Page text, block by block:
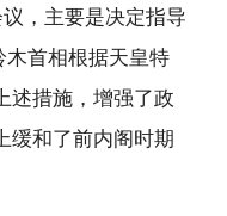
，主要是决定指导
首相根据天皇特
述措施，增强了政
缓和了前内阁时期